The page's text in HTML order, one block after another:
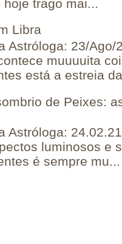
trago mai...
Libra
Astróloga: 23/
muuuuita
está a estreia
de Peixes:
Astróloga:
luminosos e
é sempre mu...